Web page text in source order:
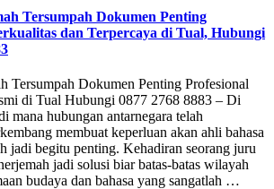
Tersumpah Dokumen Penting
dan Terpercaya di Tual, Hubungi
Tersumpah Dokumen Penting Profesional
di Tual Hubungi 0877 2768 8883 – Di
mana hubungan antarnegara telah
membuat keperluan akan ahli bahasa
jadi begitu penting. Kehadiran seorang juru
jadi solusi biar batas-batas wilayah
budaya dan bahasa yang sangatlah …